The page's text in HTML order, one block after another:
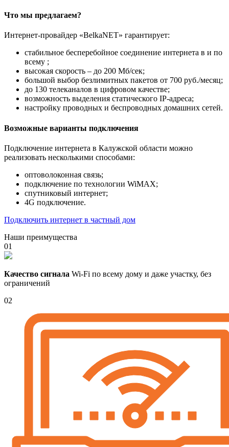
Что мы предлагаем?
Интернет-провайдер «BelkaNET» гарантирует:
стабильное бесперебойное соединение интернета в и по
всему ;
высокая скорость – до 200 Мб/сек;
большой выбор безлимитных пакетов от 700 руб./месяц;
до 130 телеканалов в цифровом качестве;
возможность выделения статического IP-адреса;
настройку проводных и беспроводных домашних сетей.
Возможные варианты подключения
Подключение интернета в Калужской области можно
реализовать несколькими способами:
оптоволоконная связь;
подключение по технологии WiMAX;
спутниковый интернет;
4G подключение.
Подключить интернет в частный дом
Наши преимущества
01
Качество сигнала Wi-Fi по всему дому и даже участку, без
ограничений
02